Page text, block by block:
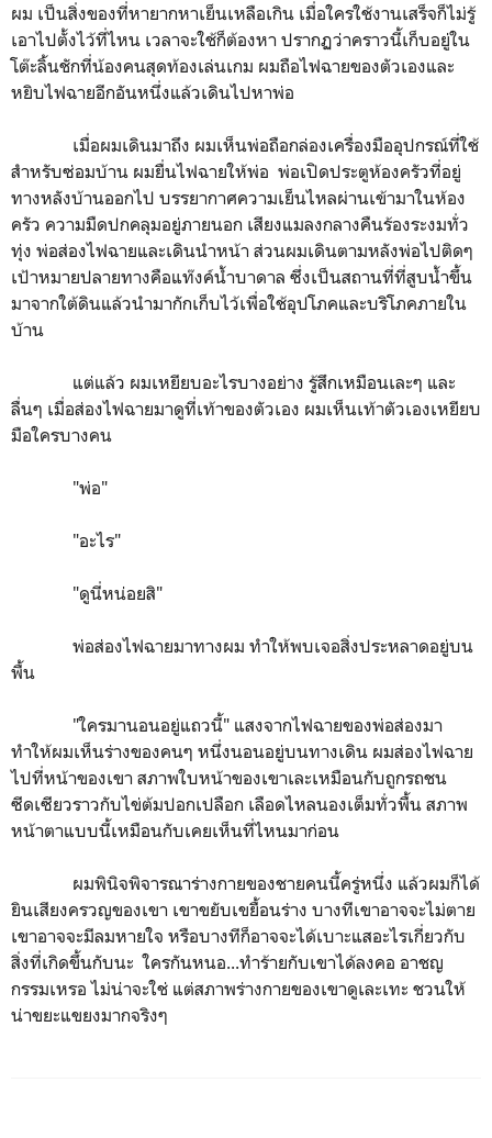
ผม เป็นสิ่งของที่หายากหาเย็นเหลือเกิน เมื่อใครใช้งานเสร็จก็ไม่รู้
เอาไปตั้งไว้ที่ไหน เวลาจะใช้ก็ต้องหา ปรากฏว่าคราวนี้เก็บอยู่ใน
โต๊ะลิ้นชักที่น้องคนสุดท้องเล่นเกม ผมถือไฟฉายของตัวเองและ
หยิบไฟฉายอีกอันหนึ่งแล้วเดินไปหาพ่อ
เมื่อผมเดินมาถึง ผมเห็นพ่อถือกล่องเครื่องมืออุปกรณ์ที่ใช้
สำหรับซ่อมบ้าน ผมยื่นไฟฉายให้พ่อ พ่อเปิดประตูห้องครัวที่อยู่
ทางหลังบ้านออกไป บรรยากาศความเย็นไหลผ่านเข้ามาในห้อง
ครัว ความมืดปกคลุมอยู่ภายนอก เสียงแมลงกลางคืนร้องระงมทั่ว
ทุ่ง พ่อส่องไฟฉายและเดินนำหน้า ส่วนผมเดินตามหลังพ่อไปติดๆ
เป้าหมายปลายทางคือแท๊งค์น้ำบาดาล ซึ่งเป็นสถานที่ที่สูบน้ำขึ้น
มาจากใต้ดินแล้วนำมากักเก็บไว้เพื่อใช้อุปโภคและบริโภคภายใน
บ้าน
แต่แล้ว ผมเหยียบอะไรบางอย่าง รู้สึกเหมือนเละๆ และ
ลื่นๆ เมื่อส่องไฟฉายมาดูที่เท้าของตัวเอง ผมเห็นเท้าตัวเองเหยียบ
มือใครบางคน
"พ่อ"
"อะไร"
"ดูนี่หน่อยสิ"
พ่อส่องไฟฉายมาทางผม ทำให้พบเจอสิ่งประหลาดอยู่บน
พื้น
"ใครมานอนอยู่แถวนี้" แสงจากไฟฉายของพ่อส่องมา
ทำให้ผมเห็นร่างของคนๆ หนึ่งนอนอยู่บนทางเดิน ผมส่องไฟฉาย
ไปที่หน้าของเขา สภาพใบหน้าของเขาเละเหมือนกับถูกรถชน
ซีดเซียวราวกับไข่ต้มปอกเปลือก เลือดไหลนองเต็มทั่วพื้น สภาพ
หน้าตาแบบนี้เหมือนกับเคยเห็นที่ไหนมาก่อน
ผมพินิจพิจารณาร่างกายของชายคนนี้ครู่หนึ่ง แล้วผมก็ได้
ยินเสียงครวญของเขา เขาขยับเขยื้อนร่าง บางทีเขาอาจจะไม่ตาย
เขาอาจจะมีลมหายใจ หรือบางทีก็อาจจะได้เบาะแสอะไรเกี่ยวกับ
สิ่งที่เกิดขึ้นกับนะ ใครกันหนอ...ทำร้ายกับเขาได้ลงคอ อาชญ
กรรมเหรอ ไม่น่าจะใช่ แต่สภาพร่างกายของเขาดูเละเทะ ชวนให้
น่าขยะแขยงมากจริงๆ